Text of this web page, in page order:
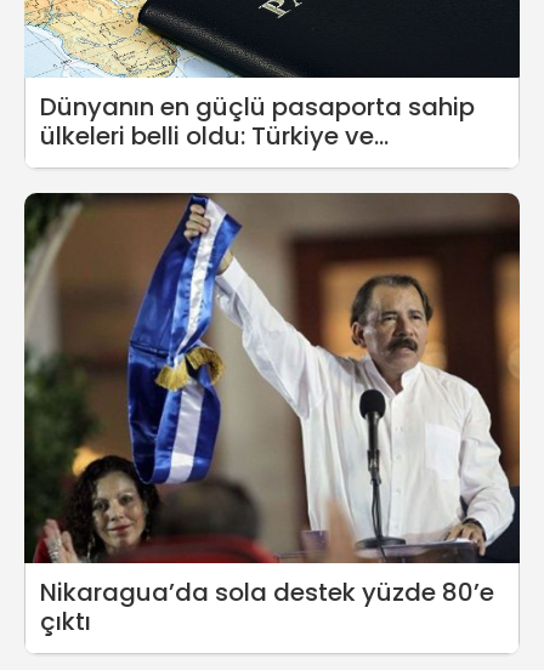
Dünyanın en güçlü pasaporta sahip
ülkeleri belli oldu: Türkiye ve
Nikaragua aynı sırada
Nikaragua’da sola destek yüzde 80’e
çıktı